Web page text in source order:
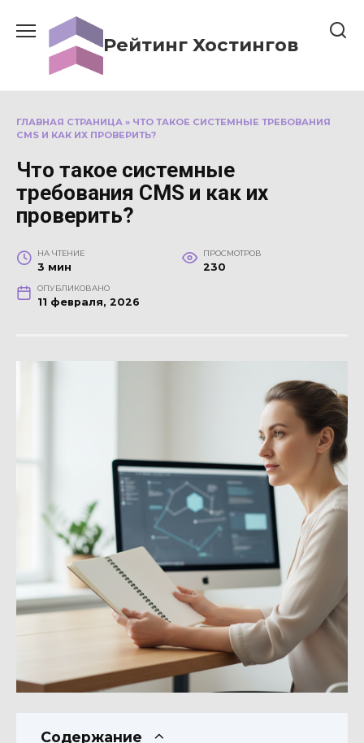
содержанию
Рейтинг Хостингов
ГЛАВНАЯ СТРАНИЦА » ЧТО ТАКОЕ СИСТЕМНЫЕ ТРЕБОВАНИЯ
CMS И КАК ИХ ПРОВЕРИТЬ?
Что такое системные
требования CMS и как их
проверить?
НА ЧТЕНИЕ
3 мин
ПРОСМОТРОВ
230
ОПУБЛИКОВАНО
11 февраля, 2026
Содержание